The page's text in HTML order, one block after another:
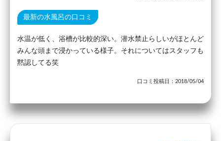
最新の水風呂の口コミ
水温が低く、浴槽が比較的深い。潜水禁止らしいがほとんど
みんな頭まで浸かっている様子。それについてはスタッフも
黙認してる笑
口コミ投稿日：2018/05/04